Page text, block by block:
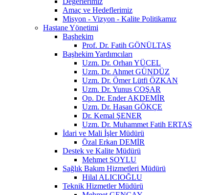
Amaç ve Hedeflerimiz
Misyon - Vizyon - Kalite Politikamız
Hastane Yönetimi
Başhekim
Prof. Dr. Fatih GÖNÜLTAŞ
Başhekim Yardımcıları
Uzm. Dr. Orhan YÜCEL
Uzm. Dr. Ahmet GÜNDÜZ
Uzm. Dr. Ömer Lütfi ÖZKAN
Uzm. Dr. Yunus COŞAR
Op. Dr. Ender AKDEMİR
Uzm. Dr. Hasan GÖKÇE
Dr. Kemal ŞENER
Uzm. Dr. Muhammet Fatih ERTAŞ
İdari ve Mali İşler Müdürü
Özal Erkan DEMİR
Destek ve Kalite Müdürü
Mehmet SOYLU
Sağlık Bakım Hizmetleri Müdürü
Hilal ALICIOĞLU
Teknik Hizmetler Müdürü